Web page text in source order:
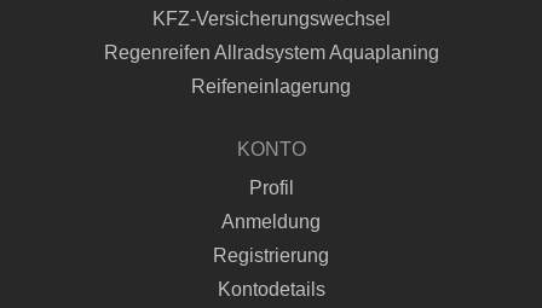
KFZ-Versicherungswechsel
Regenreifen Allradsystem Aquaplaning
Reifeneinlagerung
KONTO
Profil
Anmeldung
Registrierung
Kontodetails